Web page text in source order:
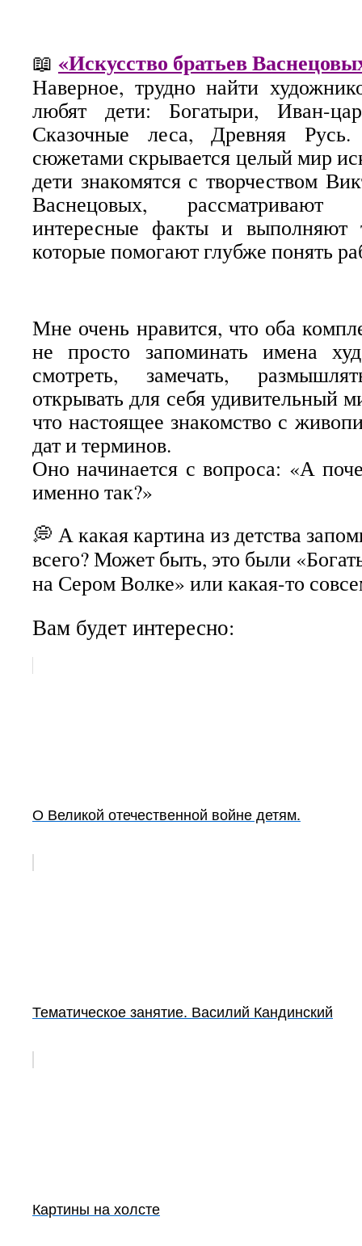
📖 «Искусство братьев
Наверное, трудно найти
любят дети: Богатыри, Иван-
Сказочные леса, Древняя
сюжетами скрывается целый мир
дети знакомятся с творчеством
Васнецовых,
интересные факты и выполняют
которые помогают глубже понять
Мне очень нравится, что оба
не просто запоминать имена
смотреть, замечать,
открывать для себя удивительный
что настоящее знакомство с
дат и терминов.
Оно начинается с вопроса: «А
именно так?»
💭 А какая картина из детства
всего? Может быть, это были
на Сером Волке» или какая-то
Вам будет интересно:
О Великой отечественной войне детям.
Тематическое занятие. Василий Кандинский
Картины на холсте